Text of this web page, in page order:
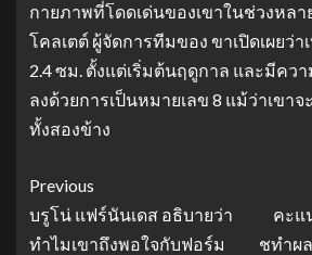
กายภาพที่โดดเด่นของเขาในช่วงหลา
โคลเตต์ ผู้จัดการทีมของ ขาเปิดเผยว่
2.4 ซม. ตั้งแต่เริ่มต้นฤดูกาล และมีควา
ลงด้วยการเป็นหมายเลข 8 แม้ว่าเขา
ทั้งสองข้าง
Previous
บรูโน่ แฟร์นันเดส อธิบายว่า
ทำไมเขาถึงพอใจกับฟอร์ม
คะแ
ชทําผ